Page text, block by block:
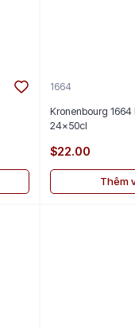
1664
Kronenbourg 1664
24x50cl
$22.00
Thêm